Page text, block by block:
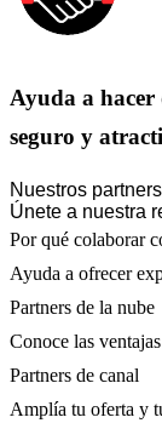
Ayuda a
seguro y
Nuestros partners
Únete a nuestra
Por qué colaborar
Ayuda a ofrecer
Partners de la nube
Conoce las
Partners de canal
Amplía tu oferta y